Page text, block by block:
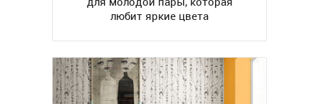
любит яркие цвета